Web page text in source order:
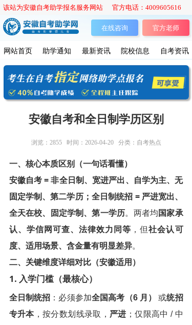
官方老师
网站首页 助学通知 最新资讯 院校信息 自考资讯
该站为安徽自考助学报名服务网站 官方电话：4009605616
在线咨询
安徽自考和全日制学历区别
浏览： 2855 时间：2026-04-20 分类：自考热点
一、核心本质区别（一句话看懂）
安徽自考 = 非全日制、宽进严出、自学为主、无
固定学制、第二学历；全日制统招 = 严进宽出、
全天在校、固定学制、第一学历。两者均国家承
认、学信网可查、法律效力同等 ，但社会认可
度、适用场景、含金量有明显差异。
二、关键维度详细对比（安徽适用）
1. 入学门槛（最核心）
全日制统招 ：必须参加全国高考（6 月） 或统招
专升本，按分数划线录取， 严进 ；仅限高中 / 中